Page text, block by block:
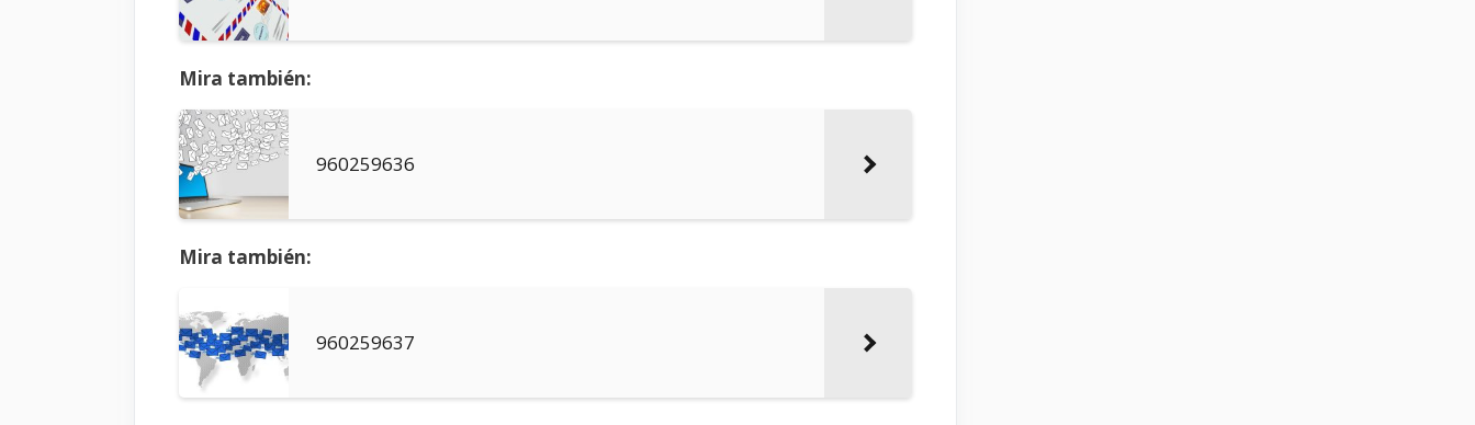
Mira también:
960259636
Mira también:
960259637